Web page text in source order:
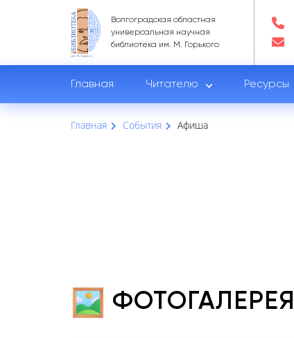
Волгоградская областная
универсальная научная
библиотека им. М. Горького
Главная Читателю Ресурсы
Главная События Афиша
ФОТОГАЛЕРЕЯ